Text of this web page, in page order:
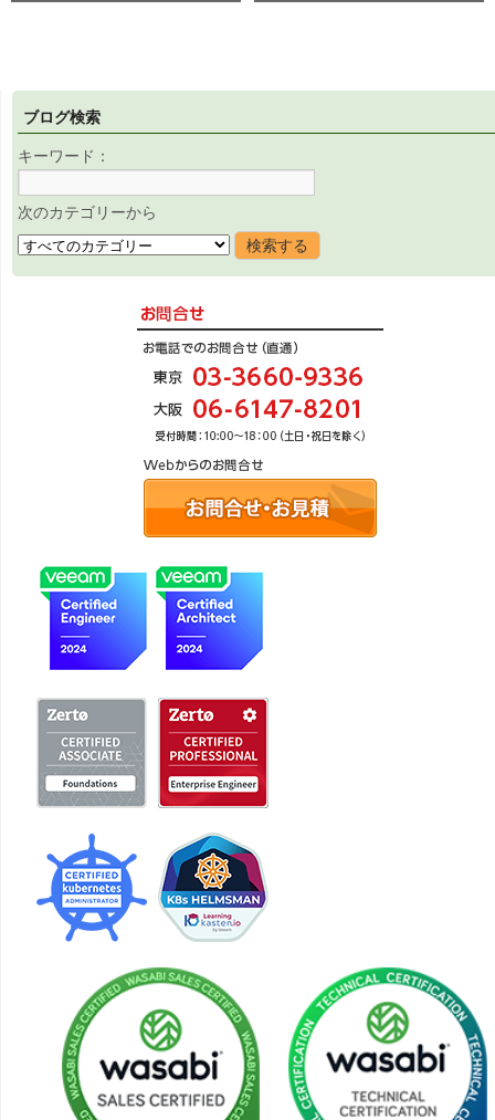
ブログ検索
キーワード：
次のカテゴリーから